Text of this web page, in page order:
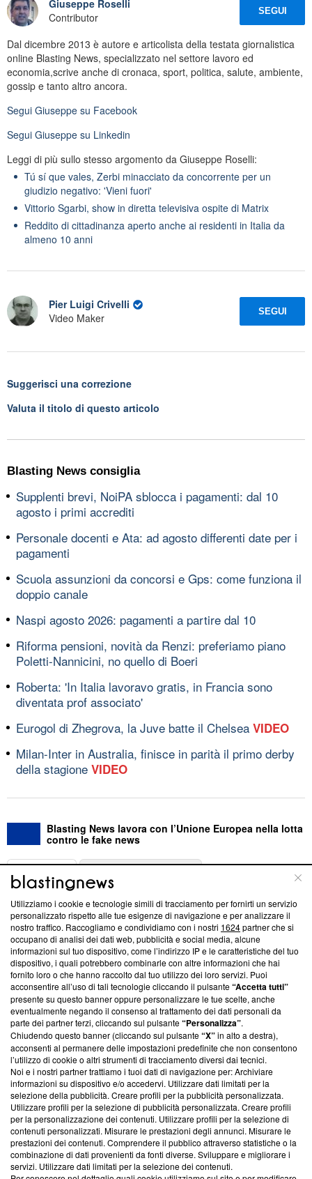
Giuseppe Roselli
Contributor
SEGUI
Dal dicembre 2013 è autore e articolista della testata giornalistica
online Blasting News, specializzato nel settore lavoro ed
economia,scrive anche di cronaca, sport, politica, salute, ambiente,
gossip e tanto altro ancora.
Segui Giuseppe su Facebook
Segui Giuseppe su Linkedin
Leggi di più sullo stesso argomento da Giuseppe Roselli:
Tú sí que vales, Zerbi minacciato da concorrente per un
giudizio negativo: 'Vieni fuori'
Vittorio Sgarbi, show in diretta televisiva ospite di Matrix
Reddito di cittadinanza aperto anche ai residenti in Italia da
almeno 10 anni
Pier Luigi Crivelli
Video Maker
SEGUI
Suggerisci una correzione
Valuta il titolo di questo articolo
Blasting News consiglia
Supplenti brevi, NoiPA sblocca i pagamenti: dal 10
agosto i primi accrediti
Personale docenti e Ata: ad agosto differenti date per i
pagamenti
Scuola assunzioni da concorsi e Gps: come funziona il
doppio canale
Naspi agosto 2026: pagamenti a partire dal 10
Riforma pensioni, novità da Renzi: preferiamo piano
Poletti-Nannicini, no quello di Boeri
Roberta: 'In Italia lavoravo gratis, in Francia sono
diventata prof associato'
Eurogol di Zhegrova, la Juve batte il Chelsea VIDEO
Milan-Inter in Australia, finisce in parità il primo derby
della stagione VIDEO
Blasting News lavora con l’Unione Europea nella lotta
contro le fake news
ABOUT
Questa sezione offre informazioni trasparenti su Blasting
News, sui nostri processi editoriali e su come ci impegniamo a
creare news di qualità. Inoltre, afferma la nostra aderenza a
‘Trust Project - News with Integrity’Blasting News non è
ancora membro del programma, ma ha richiesto di farne
parte; Trust Project non ha ancora effettuato una verifica di
conformità agli standard.
Su di noi
Team editoriale
Corporate
Redazione
Informativa Privacy
Cookie Policy
Blasting SA, IDI CHE-247.845.224, Via Carlo Frasca, 3 - 6900
Utilizziamo i cookie e tecnologie simili di tracciamento per fornirti un servizio
personalizzato rispetto alle tue esigenze di navigazione e per analizzare il
nostro traffico. Raccogliamo e condividiamo con i nostri 1624partner che si
occupano di analisi dei dati web, pubblicità e social media, alcune
informazioni sul tuo dispositivo, come l’indirizzo IP e le caratteristiche del tuo
dispositivo, i quali potrebbero combinarle con altre informazioni che hai
fornito loro o che hanno raccolto dal tuo utilizzo dei loro servizi. Puoi
acconsentire all’uso di tali tecnologie cliccando il pulsante“Accetta tutti”
presente su questo banner oppure personalizzare le tue scelte, anche
eventualmente negando il consenso al trattamento dei dati personali da
parte dei partner terzi, cliccando sul pulsante“Personalizza”.
Chiudendo questo banner (cliccando sul pulsante“X”in alto a destra),
acconsenti al permanere delle impostazioni predefinite che non consentono
l’utilizzo di cookie o altri strumenti di tracciamento diversi dai tecnici.
Noi e i nostri partner trattiamo i tuoi dati di navigazione per: Archiviare
informazioni su dispositivo e/o accedervi. Utilizzare dati limitati per la
selezione della pubblicità. Creare profili per la pubblicità personalizzata.
Utilizzare profili per la selezione di pubblicità personalizzata. Creare profili
per la personalizzazione dei contenuti. Utilizzare profili per la selezione di
contenuti personalizzati. Misurare le prestazioni degli annunci. Misurare le
prestazioni dei contenuti. Comprendere il pubblico attraverso statistiche o la
combinazione di dati provenienti da fonti diverse. Sviluppare e migliorare i
servizi. Utilizzare dati limitati per la selezione dei contenuti.